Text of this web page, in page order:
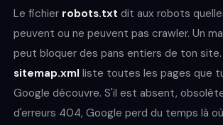
Le fichier robots.txt dit aux robots
peuvent ou ne peuvent pas crawler. Un
peut bloquer des pans entiers de ton site.
sitemap.xml liste toutes les pages que
Google découvre. S'il est absent,
d'erreurs 404, Google perd du temps là